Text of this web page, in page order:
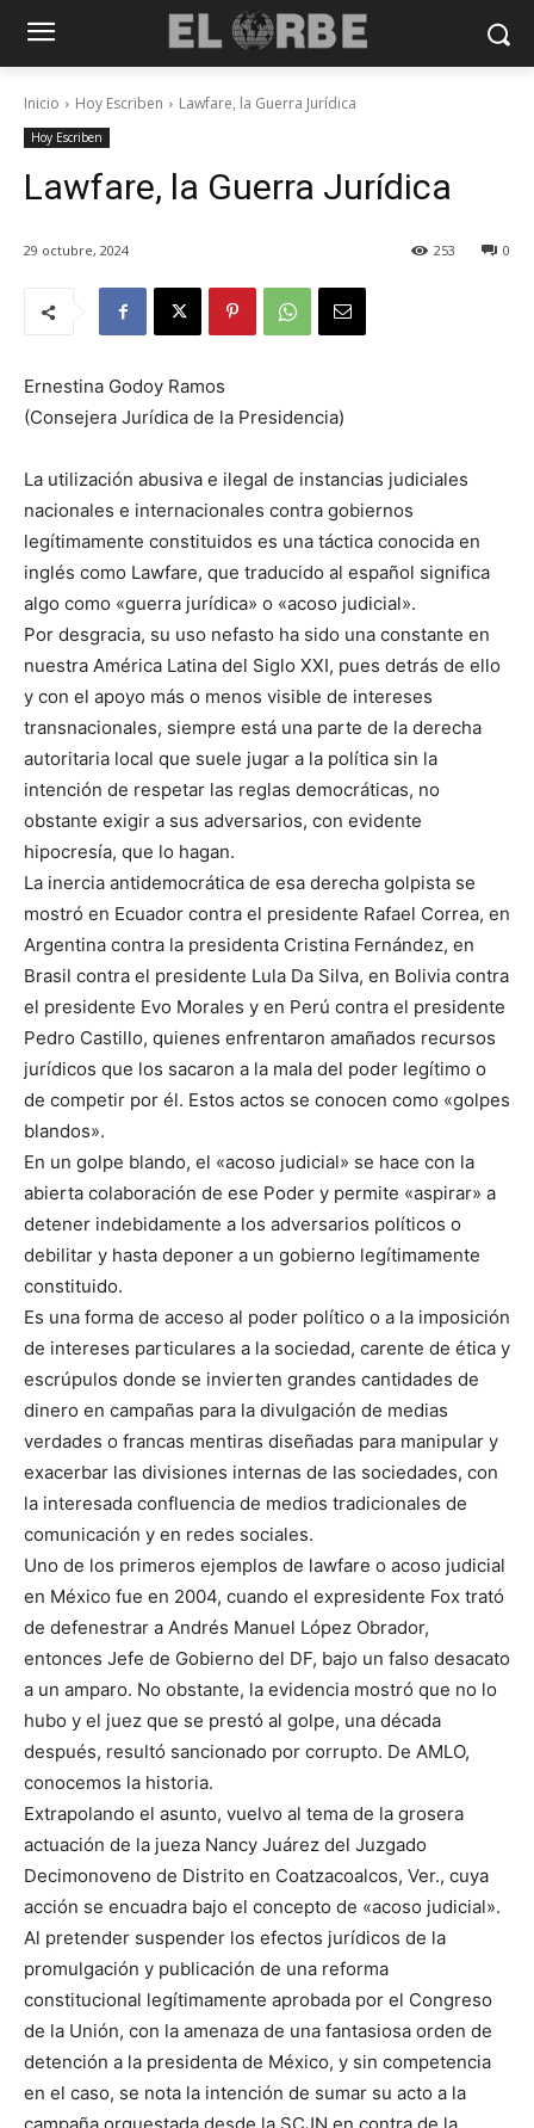
Inicio Hoy Escriben Lawfare, la Guerra Jurídica
Hoy Escriben
Lawfare, la Guerra Jurídica
29 octubre, 2024 0
253
Ernestina Godoy Ramos
(Consejera Jurídica de la Presidencia)
La utilización abusiva e ilegal de instancias judiciales
nacionales e internacionales contra gobiernos
legítimamente constituidos es una táctica conocida en
inglés como Lawfare, que traducido al español significa
algo como «guerra jurídica» o «acoso judicial».
Por desgracia, su uso nefasto ha sido una constante en
nuestra América Latina del Siglo XXI, pues detrás de ello
y con el apoyo más o menos visible de intereses
transnacionales, siempre está una parte de la derecha
autoritaria local que suele jugar a la política sin la
intención de respetar las reglas democráticas, no
obstante exigir a sus adversarios, con evidente
hipocresía, que lo hagan.
La inercia antidemocrática de esa derecha golpista se
mostró en Ecuador contra el presidente Rafael Correa, en
Argentina contra la presidenta Cristina Fernández, en
Brasil contra el presidente Lula Da Silva, en Bolivia contra
el presidente Evo Morales y en Perú contra el presidente
Pedro Castillo, quienes enfrentaron amañados recursos
jurídicos que los sacaron a la mala del poder legítimo o
de competir por él. Estos actos se conocen como «golpes
blandos».
En un golpe blando, el «acoso judicial» se hace con la
abierta colaboración de ese Poder y permite «aspirar» a
detener indebidamente a los adversarios políticos o
debilitar y hasta deponer a un gobierno legítimamente
constituido.
Es una forma de acceso al poder político o a la imposición
de intereses particulares a la sociedad, carente de ética y
escrúpulos donde se invierten grandes cantidades de
dinero en campañas para la divulgación de medias
verdades o francas mentiras diseñadas para manipular y
exacerbar las divisiones internas de las sociedades, con
la interesada confluencia de medios tradicionales de
comunicación y en redes sociales.
Uno de los primeros ejemplos de lawfare o acoso judicial
en México fue en 2004, cuando el expresidente Fox trató
de defenestrar a Andrés Manuel López Obrador,
entonces Jefe de Gobierno del DF, bajo un falso desacato
a un amparo. No obstante, la evidencia mostró que no lo
hubo y el juez que se prestó al golpe, una década
después, resultó sancionado por corrupto. De AMLO,
conocemos la historia.
Extrapolando el asunto, vuelvo al tema de la grosera
actuación de la jueza Nancy Juárez del Juzgado
Decimonoveno de Distrito en Coatzacoalcos, Ver., cuya
acción se encuadra bajo el concepto de «acoso judicial».
Al pretender suspender los efectos jurídicos de la
promulgación y publicación de una reforma
constitucional legítimamente aprobada por el Congreso
de la Unión, con la amenaza de una fantasiosa orden de
detención a la presidenta de México, y sin competencia
en el caso, se nota la intención de sumar su acto a la